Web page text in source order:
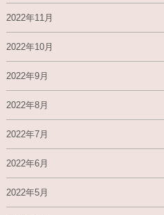
2022年11月
2022年10月
2022年9月
2022年8月
2022年7月
2022年6月
2022年5月